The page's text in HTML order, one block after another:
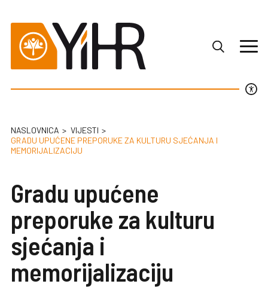
NASLOVNICA
VIJESTI
GRADU UPUĆENE PREPORUKE ZA KULTURU SJEĆANJA I
MEMORIJALIZACIJU
Gradu upućene
preporuke za kulturu
sjećanja i
memorijalizaciju